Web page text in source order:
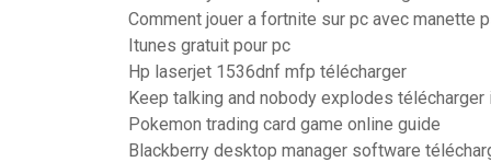
Comment jouer a fortnite sur pc avec manette
Itunes gratuit pour pc
Hp laserjet 1536dnf mfp télécharger
Keep talking and nobody explodes télécharger
Pokemon trading card game online guide
Blackberry desktop manager software